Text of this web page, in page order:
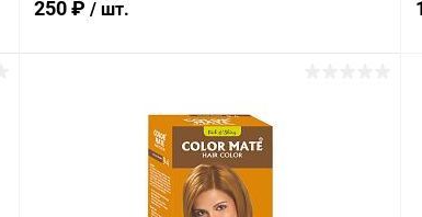
250 ₽ / шт.
Купить в 1 клик Сравнение